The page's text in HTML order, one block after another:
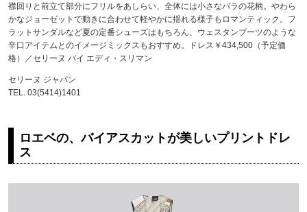
襟回りと前立て部分にフリルをあしらい、全体には小さなバラの花柄。やわら
かなジョーゼットで動きに合わせて軽やかに揺れる様子もロマンティック。フ
ラットサンダルなど夏の定番シューズはもちろん、ウェスタンブーツのような
辛口アイテムとのイメージミックスもおすすめ。ドレス￥434,500（予定価
格）／セリーヌ バイ エディ・スリマン
セリーヌ ジャパン
TEL. 03(5414)1401
ロエベの、バイアスカットが美しいプリントドレ
ス